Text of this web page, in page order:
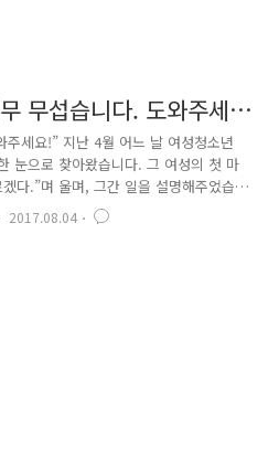
무섭습니다. 도와주세
주세요!” 지난 4월 어느 날 여성청소년
눈으로 찾아왔습니다. 그 여성의 첫 마
다.”며 울며, 그간 일을 설명해주었습니
, 감금을 당하였는데 “나는 건달이며,
줄 알고, 신고하면 너와의 성관계 동
2017.08.04